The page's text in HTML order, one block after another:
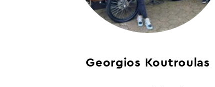
Georgios Koutroulas